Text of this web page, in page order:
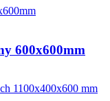
600x600mm